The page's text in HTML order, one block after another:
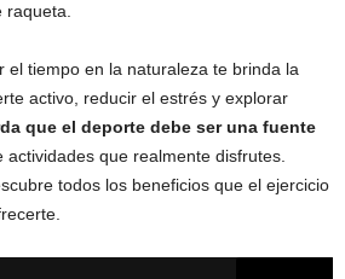
el tiempo en la naturaleza te brinda la
activo, reducir el estrés y explorar
que el deporte debe ser una fuente
actividades que realmente disfrutes.
todos los beneficios que el ejercicio